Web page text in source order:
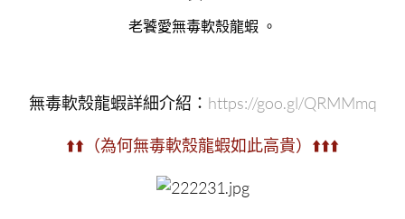
老饕愛無毒軟殼龍蝦 。
無毒軟殼龍蝦詳細介紹： https://goo.gl/QRMMmq
⬆️⬆️（為何無毒軟殼龍蝦如此高貴）⬆️⬆️⬆️